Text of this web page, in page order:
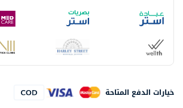
خيارات الدفع المتاحة